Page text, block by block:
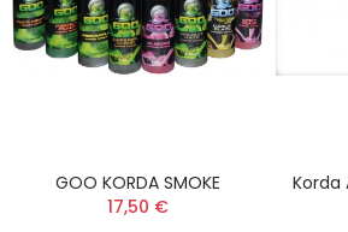
GOO KORDA SMOKE
17,50 €
Korda